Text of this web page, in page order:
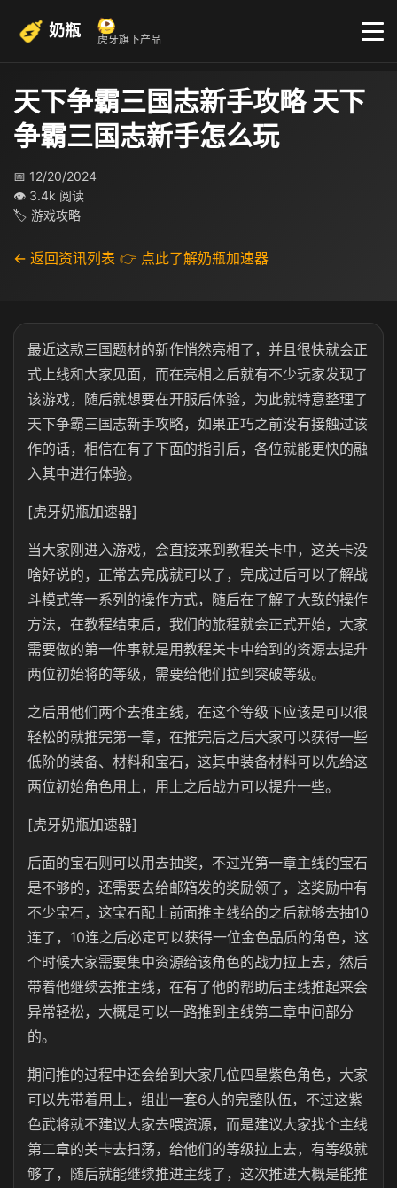
奶瓶 虎牙旗下产品
天下争霸三国志新手攻略 天下
争霸三国志新手怎么玩
📅 12/20/2024
👁 3.4k 阅读
🏷 游戏攻略
← 返回资讯列表 👉 点此了解奶瓶加速器
最近这款三国题材的新作悄然亮相了，并且很快就会正
式上线和大家见面，而在亮相之后就有不少玩家发现了
该游戏，随后就想要在开服后体验，为此就特意整理了
天下争霸三国志新手攻略，如果正巧之前没有接触过该
作的话，相信在有了下面的指引后，各位就能更快的融
入其中进行体验。
[虎牙奶瓶加速器]
当大家刚进入游戏，会直接来到教程关卡中，这关卡没
啥好说的，正常去完成就可以了，完成过后可以了解战
斗模式等一系列的操作方式，随后在了解了大致的操作
方法，在教程结束后，我们的旅程就会正式开始，大家
需要做的第一件事就是用教程关卡中给到的资源去提升
两位初始将的等级，需要给他们拉到突破等级。
之后用他们两个去推主线，在这个等级下应该是可以很
轻松的就推完第一章，在推完后之后大家可以获得一些
低阶的装备、材料和宝石，这其中装备材料可以先给这
两位初始角色用上，用上之后战力可以提升一些。
[虎牙奶瓶加速器]
后面的宝石则可以用去抽奖，不过光第一章主线的宝石
是不够的，还需要去给邮箱发的奖励领了，这奖励中有
不少宝石，这宝石配上前面推主线给的之后就够去抽10
连了，10连之后必定可以获得一位金色品质的角色，这
个时候大家需要集中资源给该角色的战力拉上去，然后
带着他继续去推主线，在有了他的帮助后主线推起来会
异常轻松，大概是可以一路推到主线第二章中间部分
的。
期间推的过程中还会给到大家几位四星紫色角色，大家
可以先带着用上，组出一套6人的完整队伍，不过这紫
色武将就不建议大家去喂资源，而是建议大家找个主线
第二章的关卡去扫荡，给他们的等级拉上去，有等级就
够了，随后就能继续推进主线了，这次推进大概是能推